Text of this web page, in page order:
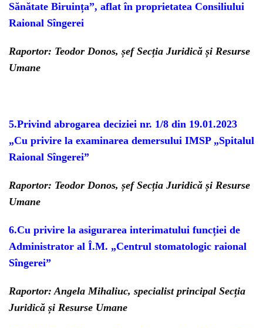
Sănătate Biruința”, aflat în proprietatea Consiliului
Raional Sîngerei
Raportor: Teodor Donos, șef Secția Juridică și Resurse
Umane
5.Privind abrogarea deciziei nr. 1/8 din 19.01.2023
„Cu privire la examinarea demersului IMSP „Spitalul
Raional Sîngerei”
Raportor: Teodor Donos, șef Secția Juridică și Resurse
Umane
6.Cu privire la asigurarea interimatului funcției de
Administrator al Î.M. „Centrul stomatologic raional
Sîngerei”
Raportor: Angela Mihaliuc, specialist principal Secția
Juridică și Resurse Umane